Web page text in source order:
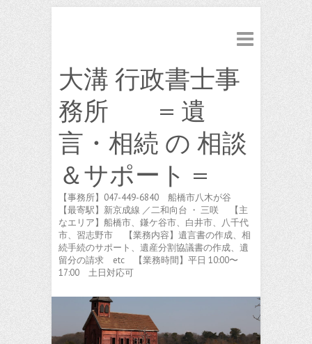
大溝 行政書士事
務所 = 遺
言・相続 の 相談
＆サポート =
【事務所】047-449-6840 船橋市八木が谷
【最寄駅】新京成線 ／二和向台 ・ 三咲 【主
なエリア】船橋市、鎌ケ谷市、白井市、八千代
市、習志野市 【業務内容】遺言書の作成、相
続手続のサポート、遺産分割協議書の作成、遺
留分の請求 etc 【業務時間】平日 10:00〜
17:00 土日対応可